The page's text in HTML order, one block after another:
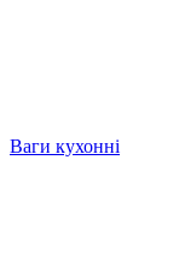
Ваги кухонні